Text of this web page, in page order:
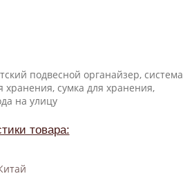
подвесной органайзер, система
хранения, сумка для хранения,
на улицу
товара: